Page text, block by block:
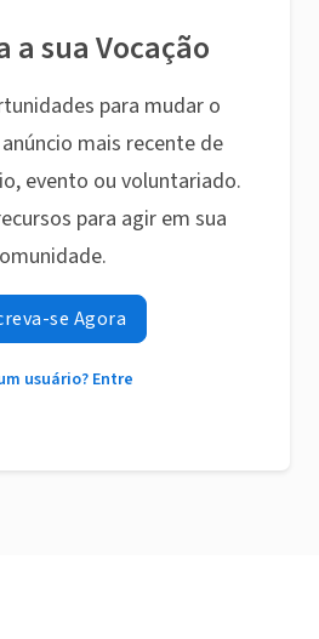
a sua Vocação
para mudar o
mais recente de
evento ou voluntariado.
para agir em sua
se Agora
usuário? Entre